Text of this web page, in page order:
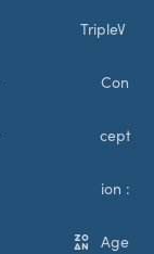
TripleV
Con
cept
ion :
Age